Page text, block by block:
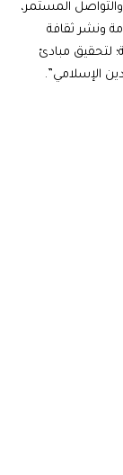
المستمر،
ونشر ثقافة
لتحقيق مبادئ
الإسلامي”.